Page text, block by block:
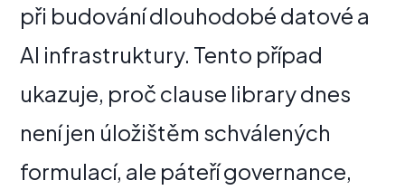
při budování dlouhodobé datové a
AI infrastruktury. Tento případ
ukazuje, proč clause library dnes
není jen úložištěm schválených
formulací, ale páteří governance,